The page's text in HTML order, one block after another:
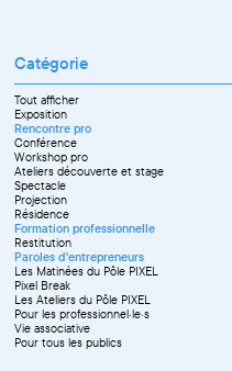
Catégorie
Tout afficher
Exposition
Rencontre pro
Conférence
Workshop pro
Ateliers découverte et stage
Spectacle
Projection
Résidence
Formation professionnelle
Restitution
Paroles d'entrepreneurs
Les Matinées du Pôle PIXEL
Pixel Break
Les Ateliers du Pôle PIXEL
Pour les professionnel·le·s
Vie associative
Pour tous les publics